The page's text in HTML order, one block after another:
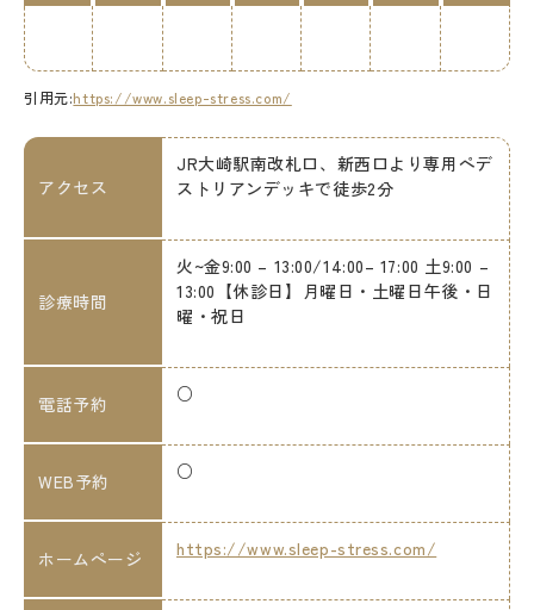
引用元:https://www.sleep-stress.com/
アクセス
JR大崎駅南改札口、新西口より専用ペデ
ストリアンデッキで徒歩2分
診療時間
火~金9:00 – 13:00/14:00– 17:00 土9:00 –
13:00【休診日】月曜日・土曜日午後・日
曜・祝日
電話予約 ○
WEB予約 ○
ホームページ https://www.sleep-stress.com/